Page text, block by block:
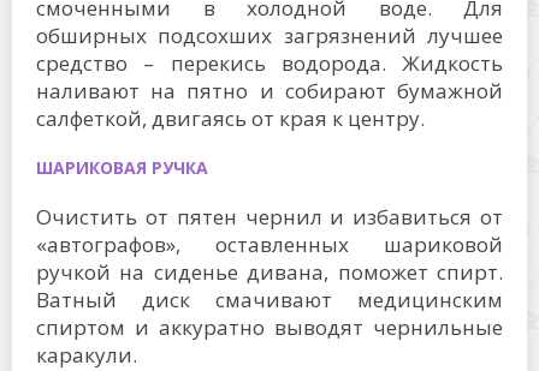
смоченными в холодной воде. Для
обширных подсохших загрязнений лучшее
средство – перекись водорода. Жидкость
наливают на пятно и собирают бумажной
салфеткой, двигаясь от края к центру.
ШАРИКОВАЯ РУЧКА
Очистить от пятен чернил и избавиться от
«автографов», оставленных шариковой
ручкой на сиденье дивана, поможет спирт.
Ватный диск смачивают медицинским
спиртом и аккуратно выводят чернильные
каракули.